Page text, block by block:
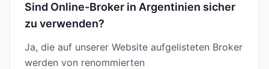
Sind Online-Broker in Argentinien sicher
zu verwenden?
Ja, die auf unserer Website aufgelisteten Broker
werden von renommierten